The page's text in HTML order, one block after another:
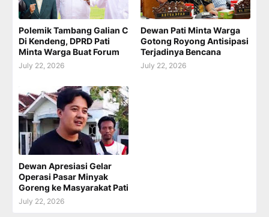
Polemik Tambang Galian C
Di Kendeng, DPRD Pati
Minta Warga Buat Forum
July 22, 2026
Dewan Pati Minta Warga
Gotong Royong Antisipasi
Terjadinya Bencana
July 22, 2026
Dewan Apresiasi Gelar
Operasi Pasar Minyak
Goreng ke Masyarakat Pati
July 22, 2026